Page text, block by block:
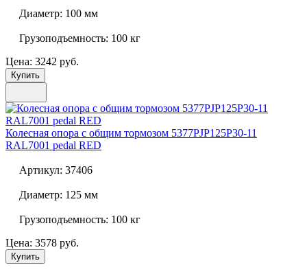
Диаметр: 100 мм
Грузоподъемность: 100 кг
Цена: 3242 руб.
Купить
Колесная опора с общим тормозом 5377PJP125P30-11
RAL7001 pedal RED
Артикул: 37406
Диаметр: 125 мм
Грузоподъемность: 100 кг
Цена: 3578 руб.
Купить